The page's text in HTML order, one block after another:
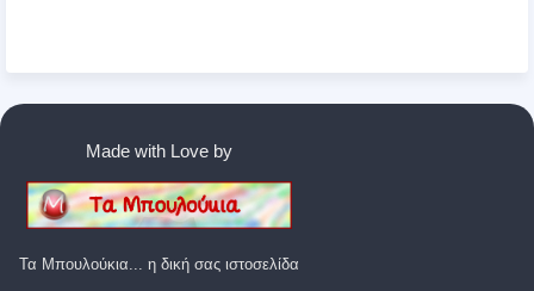
Made with Love by
Τα Μπουλούκια... η δική σας ιστοσελίδα